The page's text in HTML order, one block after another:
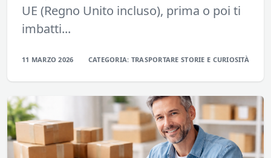
UE (Regno Unito incluso), prima o poi ti
imbatti...
11 MARZO 2026 CATEGORIA: TRASPORTARESTORIE E CURIOSITÀ